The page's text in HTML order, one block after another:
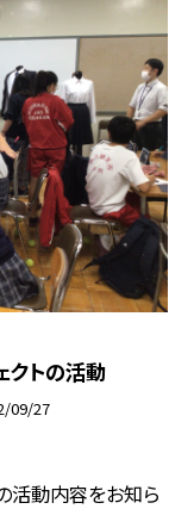
トの活動
09/27
活動内容をお知ら